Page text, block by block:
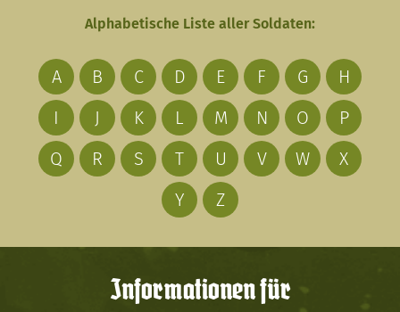
Alphabetische Liste aller Soldaten:
A B C D E F G
H
I
J K L M N O
P
Q
R S T U V W
X
Y
Z
Informationen für